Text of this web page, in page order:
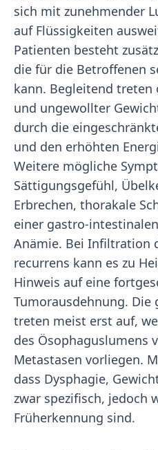
sich mit zunehmender
auf Flüssigkeiten
Patienten besteht
die für die Betroffenen
kann. Begleitend
und ungewollter
durch die
und den erhöhten
Weitere mögliche
Sättigungsgefühl,
Erbrechen, thorakale
einer gastro-
Anämie. Bei Infiltration
recurrens kann es zu
Hinweis auf eine
Tumorausdehnung. Die
treten meist erst auf,
des Ösophaguslumens
Metastasen vorliegen.
dass Dysphagie,
zwar spezifisch, jedoch
Früherkennung sind.